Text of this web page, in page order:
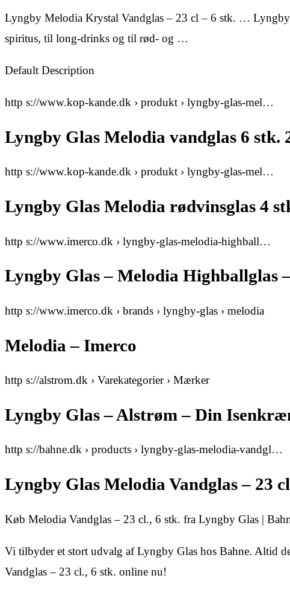
Lyngby Melodia Krystal Vandglas – 23 cl – 6 stk. …
spiritus, til long-drinks og til rød- og …
Default Description
http s://www.kop-kande.dk › produkt › lyngby-glas-mel…
Lyngby Glas Melodia vandglas 6 stk.
http s://www.kop-kande.dk › produkt › lyngby-glas-mel…
Lyngby Glas Melodia rødvinsglas 4
http s://www.imerco.dk › lyngby-glas-melodia-highball…
Lyngby Glas – Melodia Highballglas
http s://www.imerco.dk › brands › lyngby-glas › melodia
Melodia – Imerco
http s://alstrom.dk › Varekategorier › Mærker
Lyngby Glas – Alstrøm – Din
http s://bahne.dk › products › lyngby-glas-melodia-vandgl…
Lyngby Glas Melodia Vandglas – 23
Køb Melodia Vandglas – 23 cl., 6 stk. fra Lyngby Glas |
Vi tilbyder et stort udvalg af Lyngby Glas hos Bahne. Altid
Vandglas – 23 cl., 6 stk. online nu!